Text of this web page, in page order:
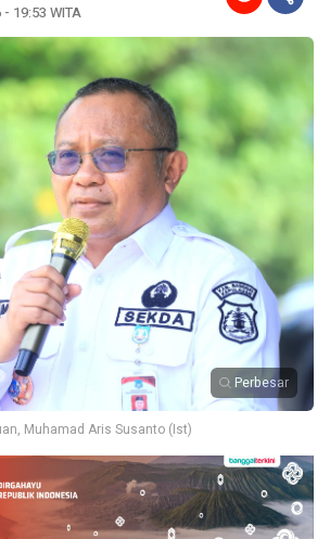
19:53 WITA
Perbesar
Muhamad Aris Susanto (Ist)